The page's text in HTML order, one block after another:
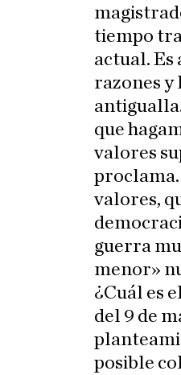
tiempo
actual. Es
razones y
que
valores
proclama.
valores,
guerra
menor»
¿Cuál es
del 9 de
posible